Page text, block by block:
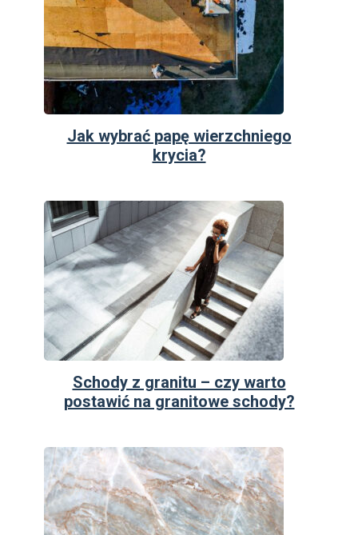
Jak wybrać papę wierzchniego
krycia?
Schody z granitu – czy warto
postawić na granitowe schody?